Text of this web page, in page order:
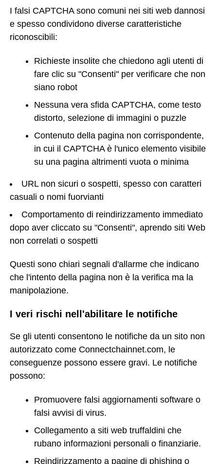
I falsi CAPTCHA sono comuni nei siti web dannosi
e spesso condividono diverse caratteristiche
riconoscibili:
Richieste insolite che chiedono agli utenti di
fare clic su "Consenti" per verificare che non
siano robot
Nessuna vera sfida CAPTCHA, come testo
distorto, selezione di immagini o puzzle
Contenuto della pagina non corrispondente,
in cui il CAPTCHA è l'unico elemento visibile
su una pagina altrimenti vuota o minima
URL non sicuri o sospetti, spesso con caratteri
casuali o nomi fuorvianti
Comportamento di reindirizzamento immediato
dopo aver cliccato su "Consenti", aprendo siti Web
non correlati o sospetti
Questi sono chiari segnali d'allarme che indicano
che l'intento della pagina non è la verifica ma la
manipolazione.
I veri rischi nell'abilitare le notifiche
Se gli utenti consentono le notifiche da un sito non
autorizzato come Connectchainnet.com, le
conseguenze possono essere gravi. Le notifiche
possono:
Promuovere falsi aggiornamenti software o
falsi avvisi di virus.
Collegamento a siti web truffaldini che
rubano informazioni personali o finanziarie.
Reindirizzamento a pagine di phishing o